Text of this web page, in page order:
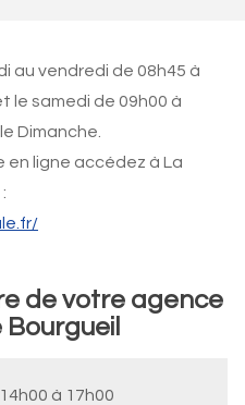
au vendredi de 08h45 à
le samedi de 09h00 à
Dimanche.
ligne accédez à La
de votre agence
14h00 à 17h00